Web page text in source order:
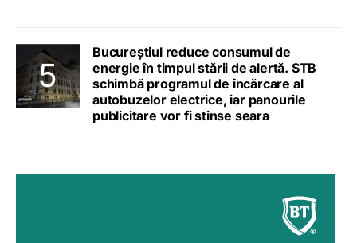
Bucureștiul reduce consumul de
energie în timpul stării de alertă. STB
schimbă programul de încărcare al
autobuzelor electrice, iar panourile
publicitare vor fi stinse seara